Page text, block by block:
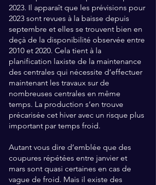
2023. Il apparaît que les prévisions pour
2023 sont revues à la baisse depuis
septembre et elles se trouvent bien en
deçà de la disponibilité observée entre
2010 et 2020. Cela tient à la
planification laxiste de la maintenance
des centrales qui nécessite d’effectuer
maintenant les travaux sur de
nombreuses centrales en même
temps. La production s’en trouve
précarisée cet hiver avec un risque plus
important par temps froid.
Autant vous dire d’emblée que des
coupures répétées entre janvier et
mars sont quasi certaines en cas de
vague de froid. Mais il existe des